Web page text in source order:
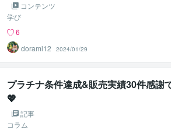
コンテンツ
学び
6
dorami12
2024/01/29
プラチナ条件達成&販売実績30件感謝
💖
記事
コラム